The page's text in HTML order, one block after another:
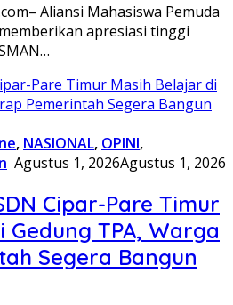
Aliansi Mahasiswa Pemuda
apresiasi tinggi
, NASIONAL, OPINI,
Agustus 1, 2026Agustus 1, 2026
Cipar-Pare Timur
Gedung TPA, Warga
Segera Bangun